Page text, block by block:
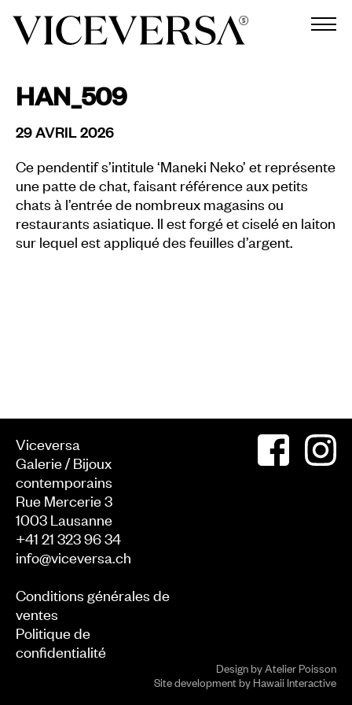
HAN_509
29 AVRIL 2026
Ce pendentif s’intitule ‘Maneki Neko’ et représente
une patte de chat, faisant référence aux petits
chats à l’entrée de nombreux magasins ou
restaurants asiatique. Il est forgé et ciselé en laiton
sur lequel est appliqué des feuilles d’argent.
Viceversa
Galerie / Bijoux
contemporains
Rue Mercerie 3
1003 Lausanne
+41 21 323 96 34
info@viceversa.ch
Conditions générales de
ventes
Politique de
confidentialité
Design byAtelier Poisson
Site development byHawaii Interactive